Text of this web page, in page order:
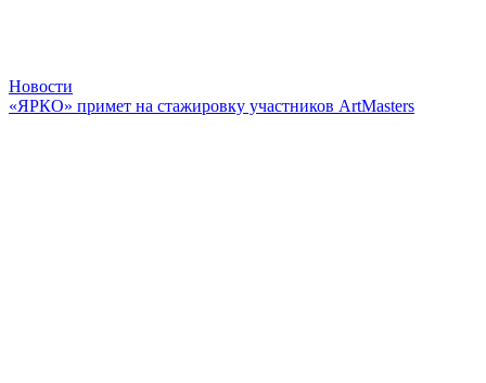
Новости
«ЯРКО» примет на стажировку участников ArtMasters